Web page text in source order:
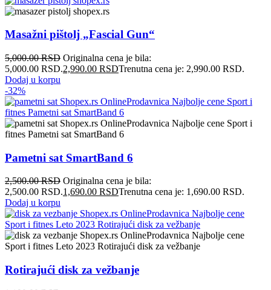
Masažni pištolj „Fascial Gun“
5,000.00RSD Originalna cena je bila:
5,000.00 RSD.2,990.00 RSDTrenutna cena je: 2,990.00 RSD.
Dodaj u korpu
-32%
Pametni sat SmartBand 6
2,500.00RSD Originalna cena je bila:
2,500.00 RSD.1,690.00 RSDTrenutna cena je: 1,690.00 RSD.
Dodaj u korpu
Rotirajući disk za vežbanje